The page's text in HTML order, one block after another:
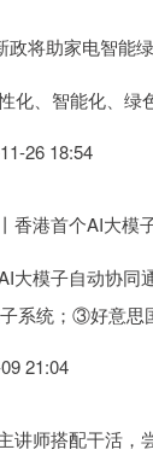
政将助家电智能
化、智能化、绿
26 18:54
香港首个AI大模
大模子自动协同
系统；③好意思
21:04
讲师搭配干活，